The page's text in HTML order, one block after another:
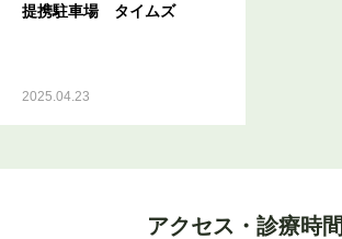
提携駐車場 タイムズ
2025.04.23
アクセス・診療時間